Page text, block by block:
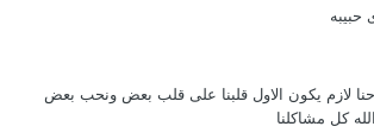
لازم يكون الاول قلبنا على قلب بعض ونحب بعض
كل مشاكلنا